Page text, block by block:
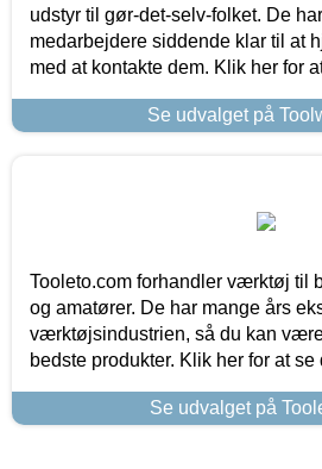
udstyr til gør-det-selv-folket. De
medarbejdere siddende klar til at
med at kontakte dem. Klik her for
Se udvalget på
Tooleto.com forhandler værktøj til
og amatører. De har mange års
værktøjsindustrien, så du kan
bedste produkter. Klik her for at se
Se udvalget på